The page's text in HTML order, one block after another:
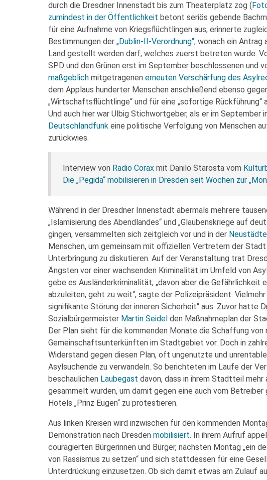
durch die Dresdner Innenstadt bis zum Theaterplatz zog (
zumindest in der Öffentlichkeit betont seriös gebende
für eine Aufnahme von Kriegsflüchtlingen aus, erinnerte
Bestimmungen der „Dublin-II-Verordnung“, wonach ein Antrag
Land gestellt werden darf, welches zuerst betreten wurde.
SPD und den Grünen erst im September beschlossenen und
maßgeblich mitgetragenen erneuten Verschärfung des
dem Applaus hunderter Menschen anschließend ebenso
„Wirtschaftsflüchtlinge“ und für eine „sofortige Rückführung“
Und auch hier war Ulbig Stichwortgeber, als er im September
Deutschlandfunk eine politische Verfolgung von Menschen
zurückwies.
Interview von Radio Corax mit Danilo Starosta vom
Die „Pegida“ mobilisieren in Dresden seit Wochen zur
Während in der Dresdner Innenstadt abermals mehrere
„Islamisierung des Abendlandes“ und „Glaubenskriege auf
gingen, versammelten sich zeitgleich vor und in der
Menschen, um gemeinsam mit offiziellen Vertretern der Stadt
Unterbringung zu diskutieren. Auf der Veranstaltung trat
Ängsten vor einer wachsenden Kriminalität im Umfeld von
gebe es Ausländerkriminalität, „davon aber die Gefährlichkeit
abzuleiten, geht zu weit“, sagte der Polizeipräsident.
signifikante Störung der inneren Sicherheit“ aus. Zuvor hatte
Sozialbürgermeister Martin Seidel den Maßnahmeplan der
Der Plan sieht für die kommenden Monate die Schaffung
Gemeinschaftsunterkünften im Stadtgebiet vor. Doch in
Widerstand gegen diesen Plan, oft ungenutzte und
Asylsuchende zu verwandeln. So berichteten im Laufe der
beschaulichen Laubegast davon, dass in ihrem Stadtteil
gesammelt wurden, um damit gegen eine auch vom
Hotels „Prinz Eugen“ zu protestieren.
Aus linken Kreisen wird inzwischen für den kommenden
Demonstration nach Dresden mobilisiert. In ihrem Aufruf
couragierten Bürgerinnen und Bürger, nächsten Montag „ein
von Rassismus zu setzen“ und sich stattdessen für eine
Unterdrückung einzusetzen. Ob sich damit etwas am Zulauf